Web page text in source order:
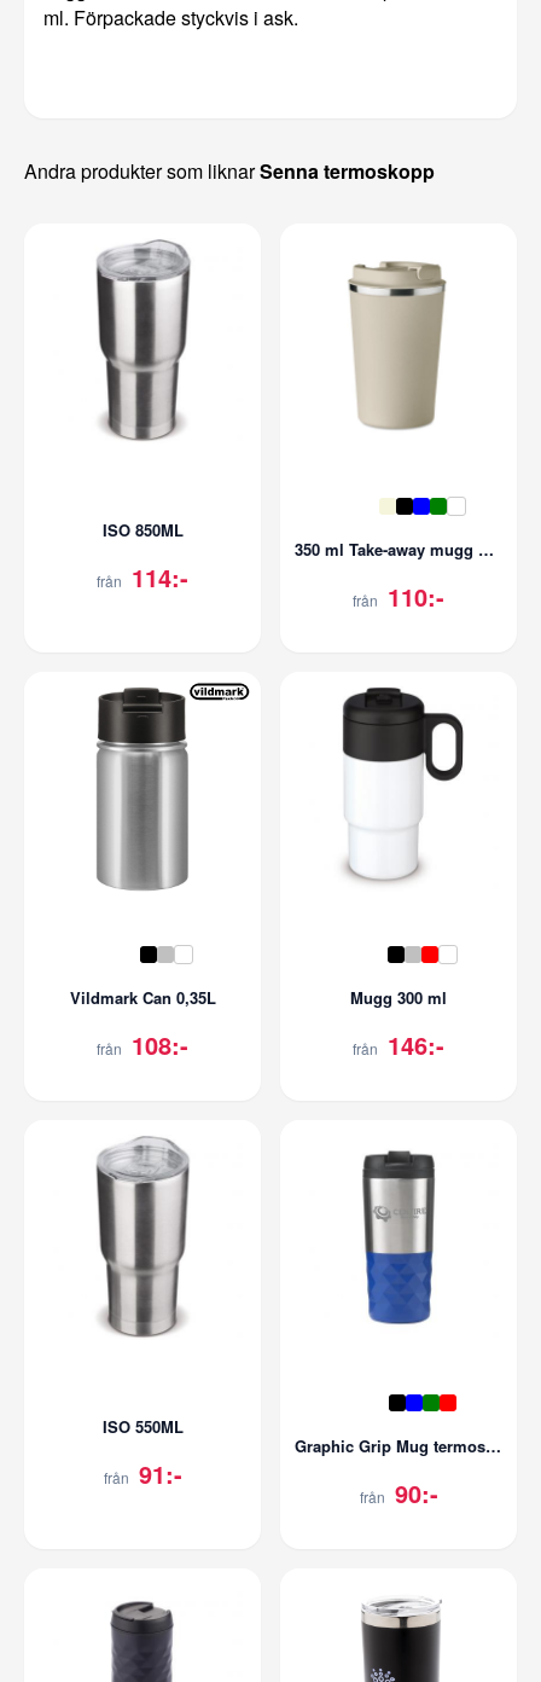
ml. Förpackade styckvis i ask.
Andra produkter som liknarSenna termoskopp
ISO 850ML
från 114:-
350 ml Take-away mugg Brace med fullfärgstryck
från 110:-
Vildmark Can 0,35L
från 108:-
Mugg 300 ml
från 146:-
ISO 550ML
från 91:-
Graphic Grip Mug termosmugg
från 90:-